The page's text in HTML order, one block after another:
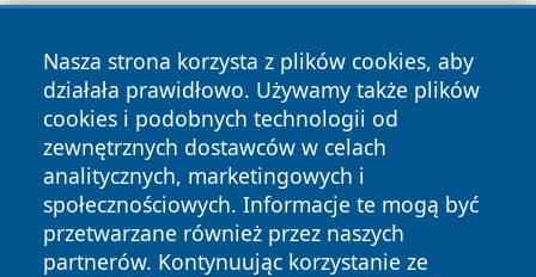
Nasza strona korzysta z plików cookies, aby
działała prawidłowo. Używamy także plików
cookies i podobnych technologii od
zewnętrznych dostawców w celach
analitycznych, marketingowych i
społecznościowych. Informacje te mogą być
przetwarzane również przez naszych
partnerów. Kontynuując korzystanie ze
Copyright © 2026 radomski24.pl Wszystkie prawa
zastrzeżone.
Polityka
Polityka